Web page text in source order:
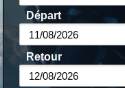
Départ
Retour